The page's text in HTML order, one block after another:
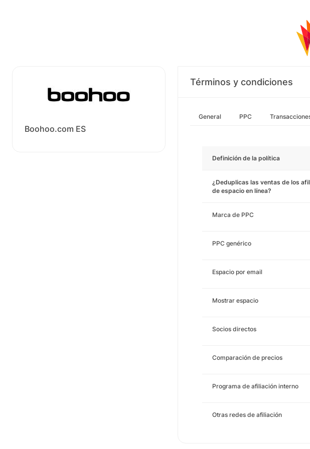
Boohoo.com ES
Términos y condiciones
General PPC
Definición de la política
¿Deduplicas las ventas de los
de espacio en línea?
Marca de PPC
PPC genérico
Espacio por email
Mostrar espacio
Socios directos
Comparación de precios
Programa de afiliación interno
Otras redes de afiliación